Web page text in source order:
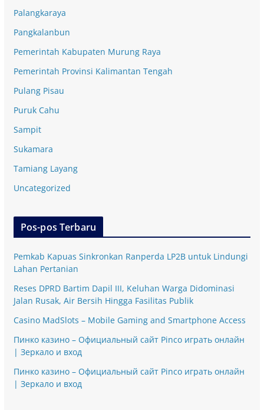
Palangkaraya
Pangkalanbun
Pemerintah Kabupaten Murung Raya
Pemerintah Provinsi Kalimantan Tengah
Pulang Pisau
Puruk Cahu
Sampit
Sukamara
Tamiang Layang
Uncategorized
Pos-pos Terbaru
Pemkab Kapuas Sinkronkan Ranperda LP2B untuk Lindungi
Lahan Pertanian
Reses DPRD Bartim Dapil III, Keluhan Warga Didominasi
Jalan Rusak, Air Bersih Hingga Fasilitas Publik
Casino MadSlots – Mobile Gaming and Smartphone Access
Пинко казино – Официальный сайт Pinco играть онлайн
| Зеркало и вход
Пинко казино – Официальный сайт Pinco играть онлайн
| Зеркало и вход